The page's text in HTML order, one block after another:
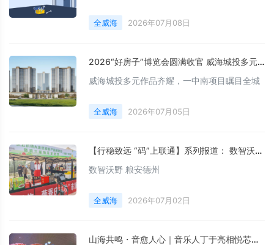
全威海 2026年07月08日
2026“好房子”博览会圆满收官 威海城投多元作品齐耀，一中南项目瞩目全城
威海城投多元作品齐耀，一中南项目瞩目全城
全威海 2026年07月05日
【行稳致远 “码”上联通】系列报道： 数智沃野 粮安德州
数智沃野 粮安德州
全威海 2026年07月02日
山海共鸣・音愈人心｜音乐人丁于亮相悦芯海 即兴原创献礼滨海康养盛会